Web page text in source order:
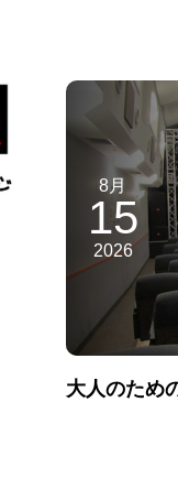
8月
15
2026
大人のため